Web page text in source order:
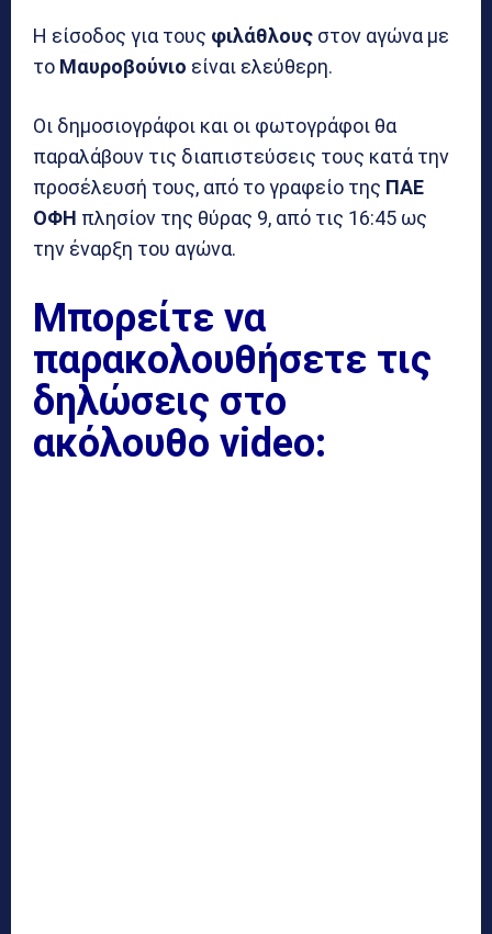
Η είσοδος για τους φιλάθλους στον αγώνα με
το Μαυροβούνιο είναι ελεύθερη.
Οι δημοσιογράφοι και οι φωτογράφοι θα
παραλάβουν τις διαπιστεύσεις τους κατά την
προσέλευσή τους, από το γραφείο της ΠΑΕ
ΟΦΗ πλησίον της θύρας 9, από τις 16:45 ως
την έναρξη του αγώνα.
Μπορείτε να
παρακολουθήσετε τις
δηλώσεις στο
ακόλουθο video: